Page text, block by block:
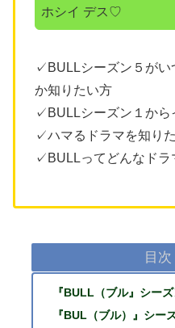
ホシイ デス♡
✓BULLシーズン５がい
か知りたい方
✓BULLシーズン１から
✓ハマるドラマを知り
✓BULLってどんなドラ
目次
『BULL（ブル』シー
『BUL（ブル）』シー